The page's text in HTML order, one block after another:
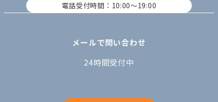
電話受付時間：10:00〜19:00
メールで問い合わせ
24時間受付中